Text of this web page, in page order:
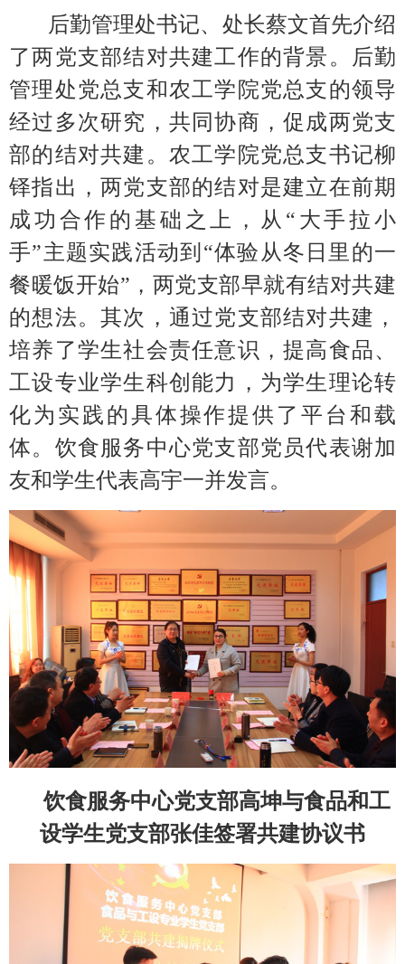
后勤管理处书记、处长蔡文首先介绍
了两党支部结对共建工作的背景。后勤
管理处党总支和农工学院党总支的领导
经过多次研究，共同协商，促成两党支
部的结对共建。农工学院党总支书记柳
铎指出，两党支部的结对是建立在前期
成功合作的基础之上，从 “大手拉小
手”主题实践活动到“体验从冬日里的一
餐暖饭开始”，两党支部早就有结对共建
的想法。其次，通过党支部结对共建，
培养了学生社会责任意识，提高食品、
工设专业学生科创能力，为学生理论转
化为实践的具体操作提供了平台和载
体。饮食服务中心党支部党员代表谢加
友和学生代表高宇一并发言。
饮食服务中心党支部高坤与食品和工
设学生党支部张佳签署共建协议书